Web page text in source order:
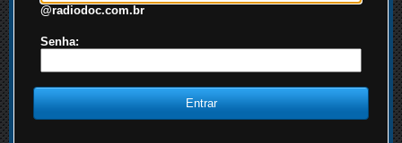
@radiodoc.com.br
Senha: